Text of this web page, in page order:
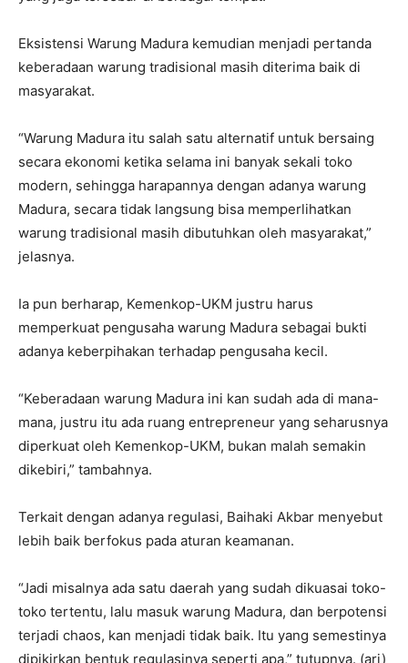
Eksistensi Warung Madura kemudian menjadi pertanda
keberadaan warung tradisional masih diterima baik di
masyarakat.
“Warung Madura itu salah satu alternatif untuk bersaing
secara ekonomi ketika selama ini banyak sekali toko
modern, sehingga harapannya dengan adanya warung
Madura, secara tidak langsung bisa memperlihatkan
warung tradisional masih dibutuhkan oleh masyarakat,”
jelasnya.
Ia pun berharap, Kemenkop-UKM justru harus
memperkuat pengusaha warung Madura sebagai bukti
adanya keberpihakan terhadap pengusaha kecil.
“Keberadaan warung Madura ini kan sudah ada di mana-
mana, justru itu ada ruang entrepreneur yang seharusnya
diperkuat oleh Kemenkop-UKM, bukan malah semakin
dikebiri,” tambahnya.
Terkait dengan adanya regulasi, Baihaki Akbar menyebut
lebih baik berfokus pada aturan keamanan.
“Jadi misalnya ada satu daerah yang sudah dikuasai toko-
toko tertentu, lalu masuk warung Madura, dan berpotensi
terjadi chaos, kan menjadi tidak baik. Itu yang semestinya
dipikirkan bentuk regulasinya seperti apa,” tutupnya. (ari)